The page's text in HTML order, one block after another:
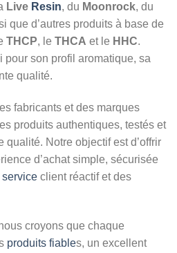
Live Resin, du Moonrock, du
que d’autres produits à base de
THCP, le THCA et le HHC.
pour son profil aromatique, sa
qualité.
fabricants et des marques
produits authentiques, testés et
qualité. Notre objectif est d’offrir
d’achat simple, sécurisée
service client réactif et des
croyons que chaque
produits fiables, un excellent